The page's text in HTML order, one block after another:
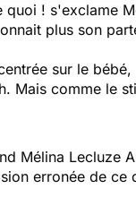
quoi ! s'exclame
plus son
sur le
Mais comme le
Mélina Lecluze
erronée de ce